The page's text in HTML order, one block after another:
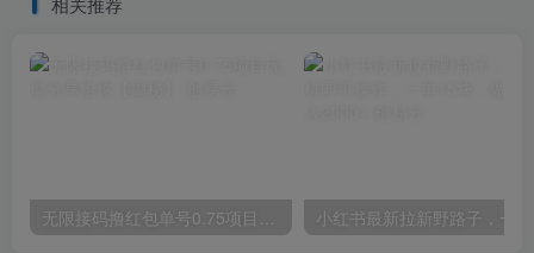
无限接码撸红包单号0.75项目无偿分享给你【揭秘】